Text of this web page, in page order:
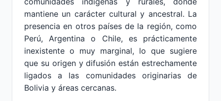
mantiene un carácter cultural y ancestral. La
presencia en otros países de la región, como
Perú, Argentina o Chile, es prácticamente
inexistente o muy marginal, lo que sugiere
que su origen y difusión están estrechamente
ligados a las comunidades originarias de
Bolivia y áreas cercanas.